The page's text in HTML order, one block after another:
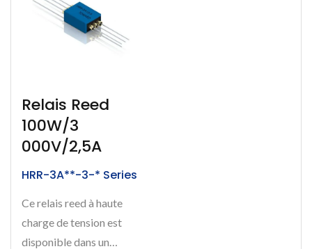
Relais Reed
100W/3
000V/2,5A
HRR-3A**-3-* Series
Ce relais reed à haute
charge de tension est
disponible dans un